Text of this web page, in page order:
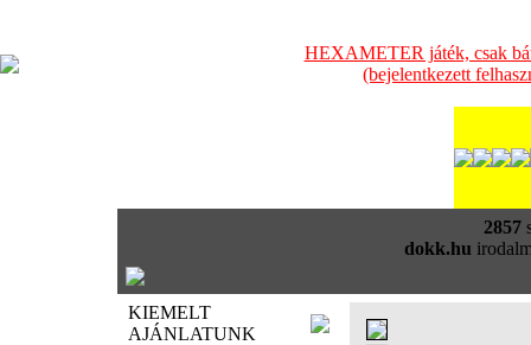
HEXAMETER játék, csak
(bejelentkezett
2857
dokk.hu
KIEMELT
AJÁNLATUNK